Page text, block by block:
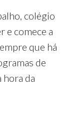
colégio
e comece a
que há
de
da